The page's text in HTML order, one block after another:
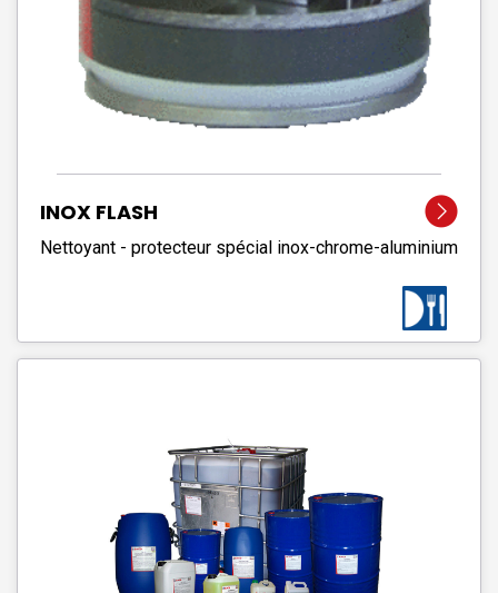
INOX FLASH
Nettoyant - protecteur spécial inox-chrome-aluminium